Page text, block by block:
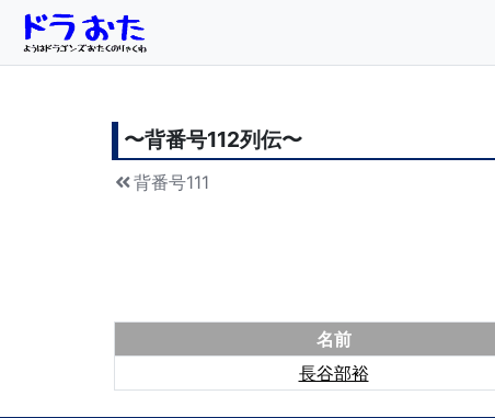
〜背番号112列伝〜
背番号111
名前
長谷部裕